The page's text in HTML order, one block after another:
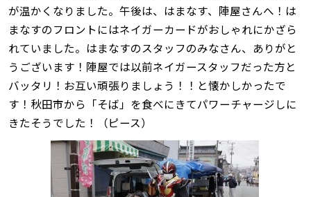
が温かくなりました。午後は、はまなす、陣屋さんへ！は
まなすのフロントにはネイガーカードがおしゃれにかざら
れていました。はまなすのスタッフのみなさん、ありがと
うございます！陣屋では以前ネイガースタッフだった方と
バッタリ！お互い頑張りましょう！！と懐かしかったで
す！秋田市から「そば」を食べにきてパワーチャージしに
きたそうでした！（ピース）